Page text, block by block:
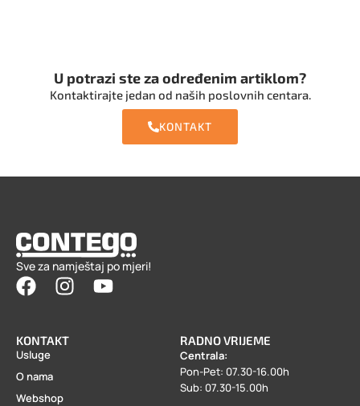
U potrazi ste za određenim artiklom?
Kontaktirajte jedan od naših poslovnih centara.
KONTAKT
Sve za namještaj po mjeri!
KONTAKT
Usluge
O nama
Webshop
RADNO VRIJEME
Centrala:
Pon-Pet: 07.30-16.00h
Sub: 07.30-15.00h